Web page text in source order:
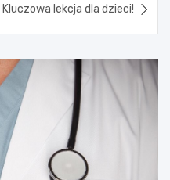
lekcja dla dzieci!